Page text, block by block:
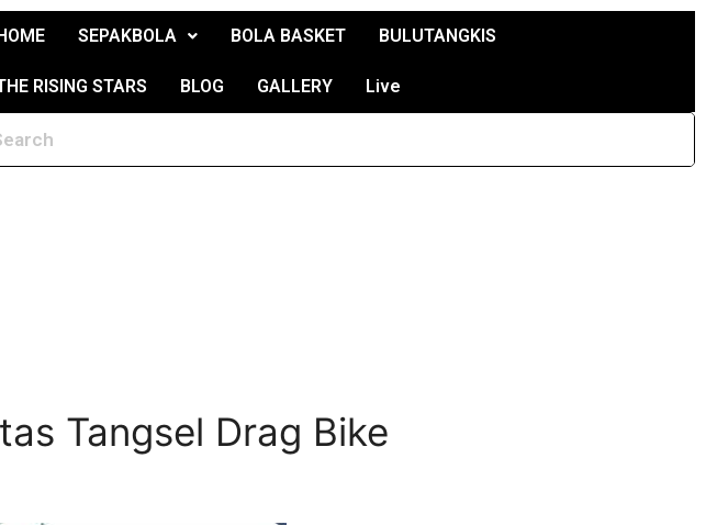
SEPAKBOLA BOLA BASKET BULUTANGKIS
RISING STARS BLOG GALLERY Live
Tangsel Drag Bike